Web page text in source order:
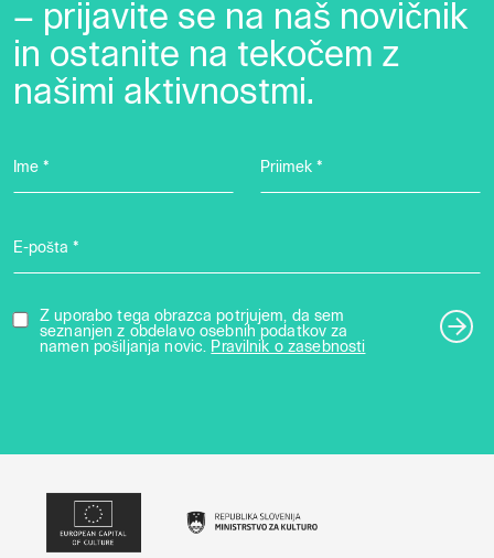
– prijavite se na naš novičnik
in ostanite na tekočem z
našimi aktivnostmi.
Ime * Priimek *
E-pošta *
Z uporabo tega obrazca potrjujem, da sem
seznanjen z obdelavo osebnih podatkov za
namen pošiljanja novic. Pravilnik o zasebnosti